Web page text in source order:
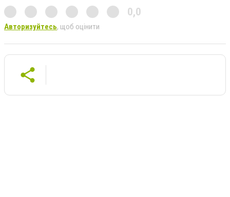
0,0
Авторизуйтесь, щоб оцінити